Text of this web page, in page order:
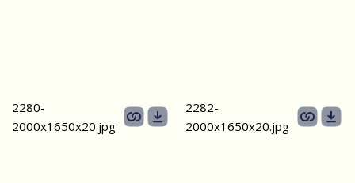
2280-
2000х1650х20.jpg
2282-
2000х1650х20.jpg